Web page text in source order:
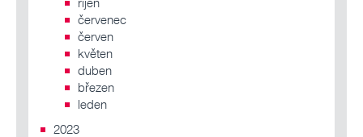
červenec
červen
květen
duben
březen
leden
2023